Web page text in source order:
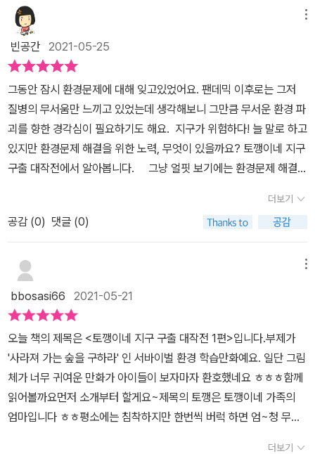
성게임, 미로찾기, 숨은그림찾기 등 재미있는 놀이가 있어요.학습만
화책 읽으며 즐겁게 독서하고 싶은 초등학생들에게 이 책을 추천합니
다.[출판사로부터 도서협찬을 받았고 본인의 주관적인 견해에 의하여
작성함]#토깽이네지구구출대작전1, #사라져가는숲을구하라, #위즈
덤하우스, #토깽이네, #잼스토리, #양선모, #샌드박스네트워크, #서
바이벌환경학습만화, #구독자85만토깽이네
단어를 맞춰보는 초성퀴즈 도전! 스토리 중간에 환경 관련게임도 풀
어보는 시간을 갖아요 산업이 발달되면서 인구가 늘어나고 인간은 도
로를 만들고, 집과 공장을 만들고, 광물이나 목재를 얻기 위해 숲을 훼
손 되고 있음에 결국 환경 파괴는 인간이 하고 있음이 안타까움을 주
고 있어요라면을 먹기 위해 나무젓가락을 사용하다가 호야에게 단단
히 혼이 나요 나무젓가락을 만들기 위해 매년 2천만그루가 사라지고
있는데 일회용품을 사용한다고 하니 환경을 보호하기 위해 일회용품
을 사용하지 않는 것은 정말 중요해요 특히 분리수거날 가장 많ㅇㅣ
나오는 플라스틱! 플라스틱을 줄일 수 있는 방법은 어떤게 있을까?
아이와 생각해봅니다 교과연계된 환경관련이야기 만화로 구성되어
쉽게 이해할 수 있고 재ㅣ밌어서 책을 재밌게 읽었어요 숲을 돌려받
게임도 풀어봅니다 이어지는 2권의 지구에서 어떤일이 생길지 기대
되요​[출판사로부터 책을 제공받아 작성한 서평입니다]
빈공간 2021-05-25
그동안 잠시 환경문제에 대해 잊고있었어요. 팬데믹 이후로는 그저
질병의 무서움만 느끼고 있었는데 생각해보니 그만큼 무서운 환경 파
괴를 향한 경각심이 필요하기도 해요. ​ 지구가 위험하다! 늘 말로 하고
있지만 환경문제 해결을 위한 노력, 무엇이 있을까요? 토깽이네 지구
구출 대작전에서 알아봅니다. ​ ​ ​ ​ 그냥 얼핏 보기에는 환경문제 해결을
터의 모습이 눈에 띄고 있습니다. 이런 사랑스러운 캐릭터들이라니...
^^!!! 토깽이네 지구 구출 대작전에 저절로 관심이 쏠릴 수 밖에 없도
록 만드는 것 같아요. ​ 나린, 다린 남매와 엄마 토깽, 아빠 토니가 만들
어가는 환경을 위한 노력과 대책 과연 어떠한 것들이 있을까요? ​ ​ ​ ​ 솔
직히 토깽이네 지구 구출 대작전을 보면서 놀란 것은 토깽, 토니 캐릭
터였어요...ㅎㅎ 무슨 엄마 아빠가 이렇게 젊으실까요? 젊은 부부인
가 싶으면서 저로서는 생소하다는 느낌이었지만 아이들은 거부감이
없습니다..ㅎ (저만 그런가봅니다..^^;) ​ 그밖에 등장하는 캐릭터로는
정령과 호야, 그리고 산신이라는 인물(?)들이 있어요. 이야기 전개가
어찌되려나...싶은 등장인물들 구조가 아닌가 하는 생각입니다. ​ ​ ​ ​ 아
아... 시작부터 난감한 지구의 모습들 나날이 심각해진 환경문제가 한
계에 다다른 최악의 시나리오가 펼쳐지고 있는 것 같아요. 세계 각국
의 환경을 위한 협약은 실제로도 이루어지고 있는 사실이기도 하지
더보기
공감 (0) 댓글 (0)
bbosasi66 2021-05-21
오늘 책의 제목은 <토깽이네 지구 구출 대작전 1편>입니다.부제가
'사라져 가는 숲을 구하라' 인 서바이벌 환경 학습만화예요. 일단 그림
체가 너무 귀여운 만화가 아이들이 보자마자 환호했네요 ㅎㅎㅎ​함께
읽어볼까요​먼저 소개부터 할게요~제목의 토깽은 토깽이네 가족의
엄마입니다 ㅎㅎ평소에는 침착하지만 한번씩 버럭 하면 엄~청 무서
더보기